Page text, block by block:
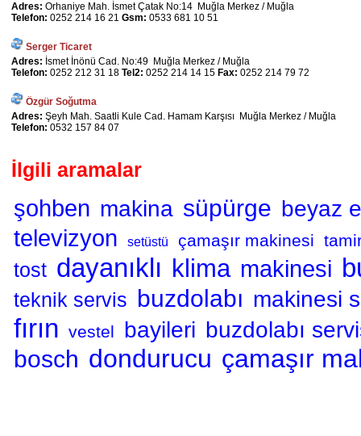
Adres: Orhaniye Mah. İsmet Çatak No:14 Muğla Merkez / Muğla
Telefon: 0252 214 16 21 Gsm: 0533 681 10 51
Serger Ticaret
Adres: İsmet İnönü Cad. No:49 Muğla Merkez / Muğla
Telefon: 0252 212 31 18 Tel2: 0252 214 14 15 Fax: 0252 214 79 72
Özgür Soğutma
Adres: Şeyh Mah. Saatli Kule Cad. Hamam Karşısı Muğla Merkez / Muğla
Telefon: 0532 157 84 07
İlgili aramalar
şohben makina süpürge beyaz
televizyon
setüstü çamaşır makinesi
tost dayanıklı klima makinesi
teknik servis buzdolabı makinesi
fırın vestel bayileri buzdolabı
bosch dondurucu çamaşır